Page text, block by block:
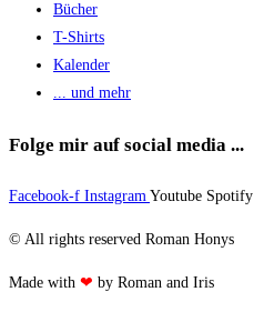
Bücher
T-Shirts
Kalender
... und mehr
Folge mir auf social media ...
Facebook-f Instagram Youtube Spotify
© All rights reserved Roman Honys
Made with ❤ by Roman and Iris